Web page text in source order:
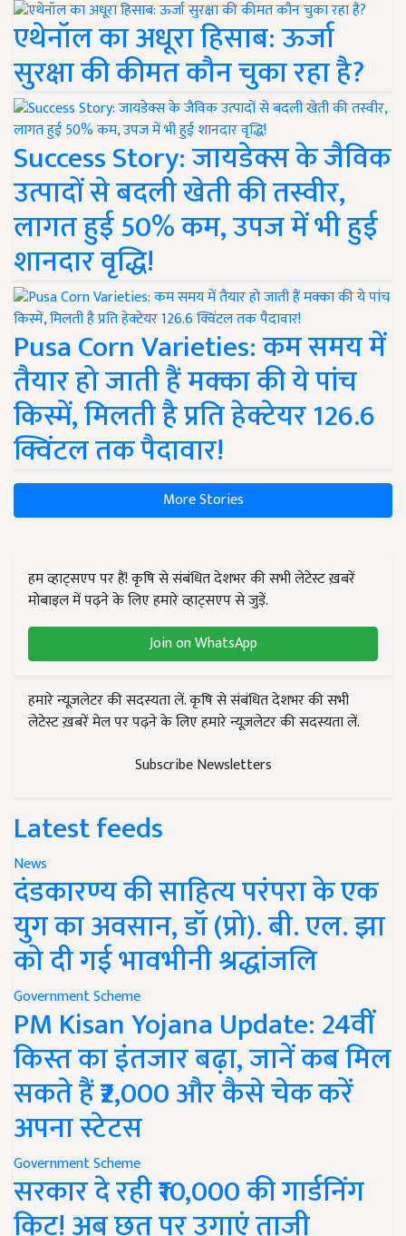
एथेनॉल का अधूरा हिसाब: ऊर्जा
सुरक्षा की कीमत कौन चुका रहा है?
Success Story: जायडेक्स के जैविक
उत्पादों से बदली खेती की तस्वीर,
लागत हुई 50% कम, उपज में भी हुई
शानदार वृद्धि!
Pusa Corn Varieties: कम समय में
तैयार हो जाती हैं मक्का की ये पांच
किस्में, मिलती है प्रति हेक्टेयर 126.6
क्विंटल तक पैदावार!
More Stories
हम व्हाट्सएप पर हैं! कृषि से संबंधित देशभर की सभी लेटेस्ट ख़बरें
मोबाइल में पढ़ने के लिए हमारे व्हाट्सएप से जुड़ें.
Join on WhatsApp
हमारे न्यूज़लेटर की सदस्यता लें. कृषि से संबंधित देशभर की सभी
लेटेस्ट ख़बरें मेल पर पढ़ने के लिए हमारे न्यूज़लेटर की सदस्यता लें.
Subscribe Newsletters
Latest feeds
News
दंडकारण्य की साहित्य परंपरा के एक
युग का अवसान, डॉ (प्रो). बी. एल. झा
को दी गई भावभीनी श्रद्धांजलि
Government Scheme
PM Kisan Yojana Update: 24वीं
किस्त का इंतजार बढ़ा, जानें कब मिल
सकते हैं ₹2,000 और कैसे चेक करें
अपना स्टेटस
Government Scheme
सरकार दे रही ₹10,000 की गार्डनिंग
किट! अब छत पर उगाएं ताजी